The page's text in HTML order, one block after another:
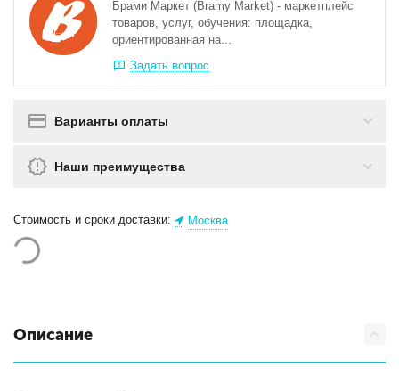
Брами Маркет (Bramy Market) - маркетплейс
товаров, услуг, обучения: площадка,
ориентированная на...
Задать вопрос
Варианты оплаты
Наши преимущества
Стоимость и сроки доставки: Москва
Описание